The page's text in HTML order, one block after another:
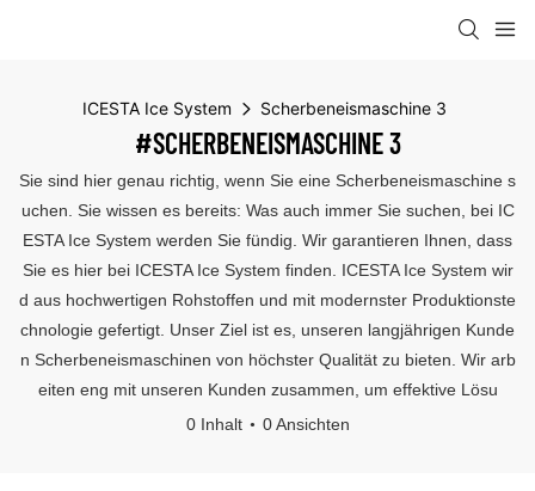
ICESTA Ice System Scherbeneismaschine 3
#SCHERBENEISMASCHINE 3
Sie sind hier genau richtig, wenn Sie eine Scherbeneismaschine s
uchen. Sie wissen es bereits: Was auch immer Sie suchen, bei IC
ESTA Ice System werden Sie fündig. Wir garantieren Ihnen, dass
Sie es hier bei ICESTA Ice System finden. ICESTA Ice System wir
d aus hochwertigen Rohstoffen und mit modernster Produktionste
chnologie gefertigt. Unser Ziel ist es, unseren langjährigen Kunde
n Scherbeneismaschinen von höchster Qualität zu bieten. Wir arb
eiten eng mit unseren Kunden zusammen, um effektive Lösu
0 Inhalt
0 Ansichten